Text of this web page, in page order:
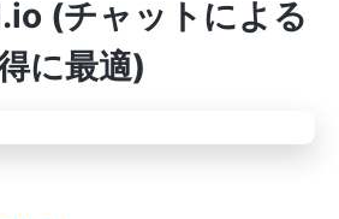
(チャットによる
に最適)